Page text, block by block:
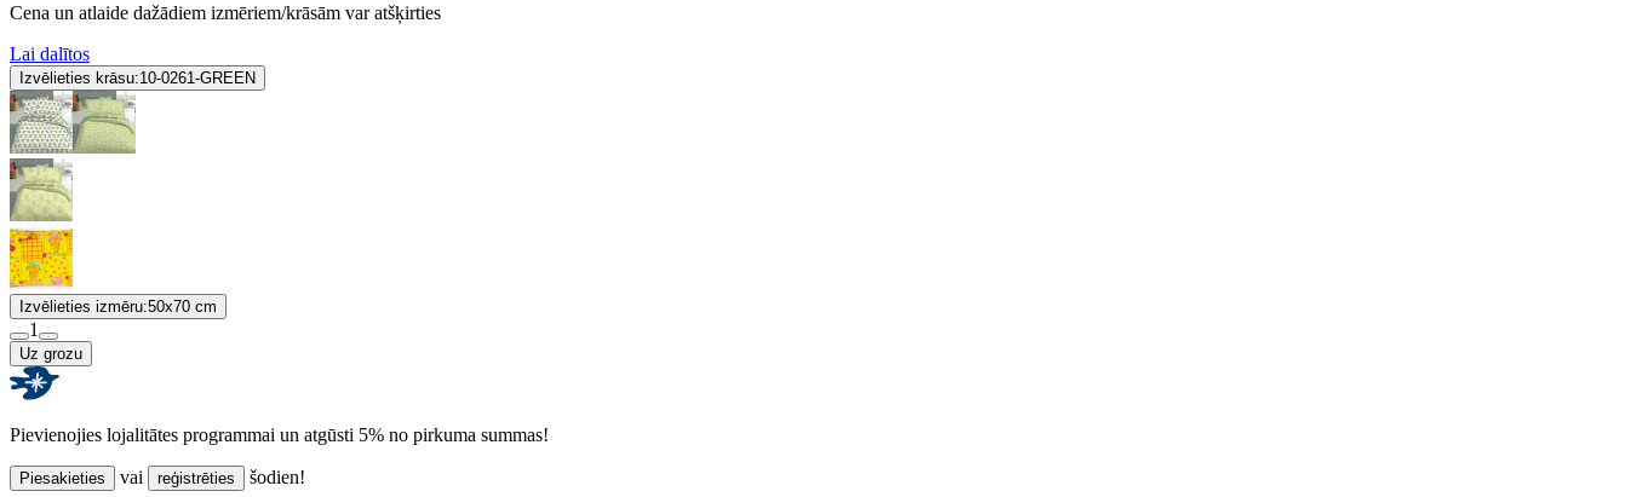
Cena un atlaide dažādiem izmēriem/krāsām var atšķirties
Lai dalītos
Izvēlieties krāsu:10-0261-GREEN
Izvēlieties izmēru:50x70 cm
1
Uz grozu
Pievienojies lojalitātes programmai un atgūsti 5% no pirkuma summas!
Piesakieties vai reģistrēties šodien!